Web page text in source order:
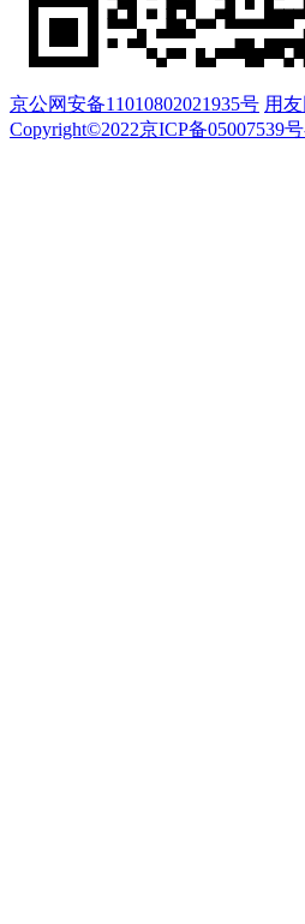
京公网安备11010802021935号 用
Copyright©2022京ICP备05007539